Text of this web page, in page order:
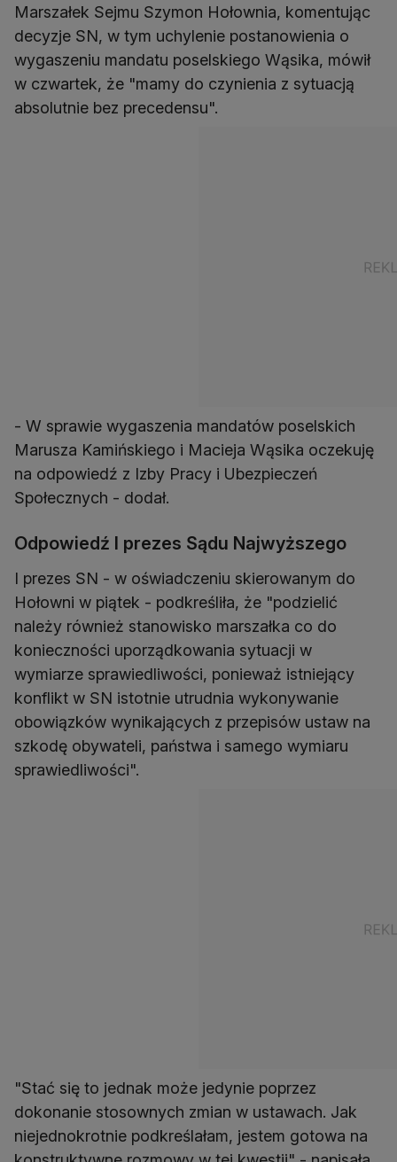
Marszałek Sejmu Szymon Hołownia, komentując
decyzje SN, w tym uchylenie postanowienia o
wygaszeniu mandatu poselskiego Wąsika, mówił
w czwartek, że "mamy do czynienia z sytuacją
absolutnie bez precedensu".
- W sprawie wygaszenia mandatów poselskich
Marusza Kamińskiego i Macieja Wąsika oczekuję
na odpowiedź z Izby Pracy i Ubezpieczeń
Społecznych - dodał.
Odpowiedź I prezes Sądu Najwyższego
I prezes SN - w oświadczeniu skierowanym do
Hołowni w piątek - podkreśliła, że "podzielić
należy również stanowisko marszałka co do
konieczności uporządkowania sytuacji w
wymiarze sprawiedliwości, ponieważ istniejący
konflikt w SN istotnie utrudnia wykonywanie
obowiązków wynikających z przepisów ustaw na
szkodę obywateli, państwa i samego wymiaru
sprawiedliwości".
"Stać się to jednak może jedynie poprzez
dokonanie stosownych zmian w ustawach. Jak
niejednokrotnie podkreślałam, jestem gotowa na